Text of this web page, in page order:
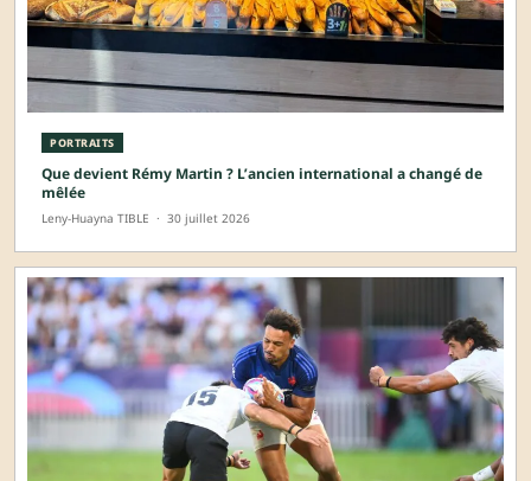
PORTRAITS
Que devient Rémy Martin ? L’ancien international a changé de
mêlée
Leny-Huayna TIBLE · 30 juillet 2026